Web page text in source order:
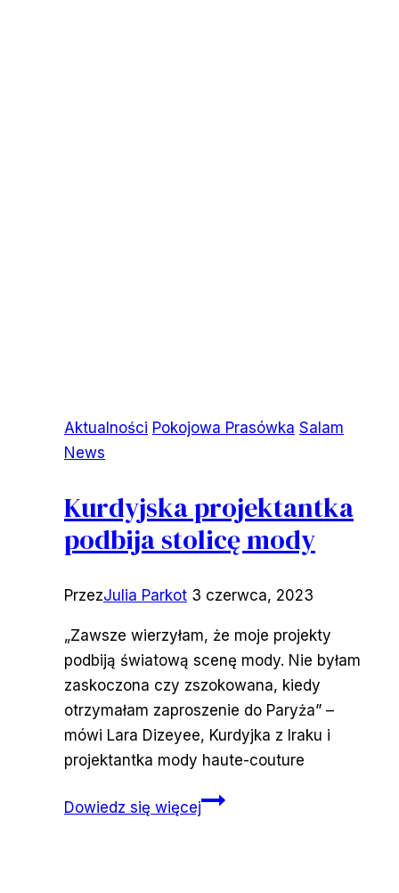
Aktualności Pokojowa Prasówka Salam
News
Kurdyjska projektantka
podbija stolicę mody
PrzezJulia Parkot 3 czerwca, 2023
„Zawsze wierzyłam, że moje projekty
podbiją światową scenę mody. Nie byłam
zaskoczona czy zszokowana, kiedy
otrzymałam zaproszenie do Paryża” –
mówi Lara Dizeyee, Kurdyjka z Iraku i
projektantka mody haute-couture
Dowiedz się więcejKurdyjska